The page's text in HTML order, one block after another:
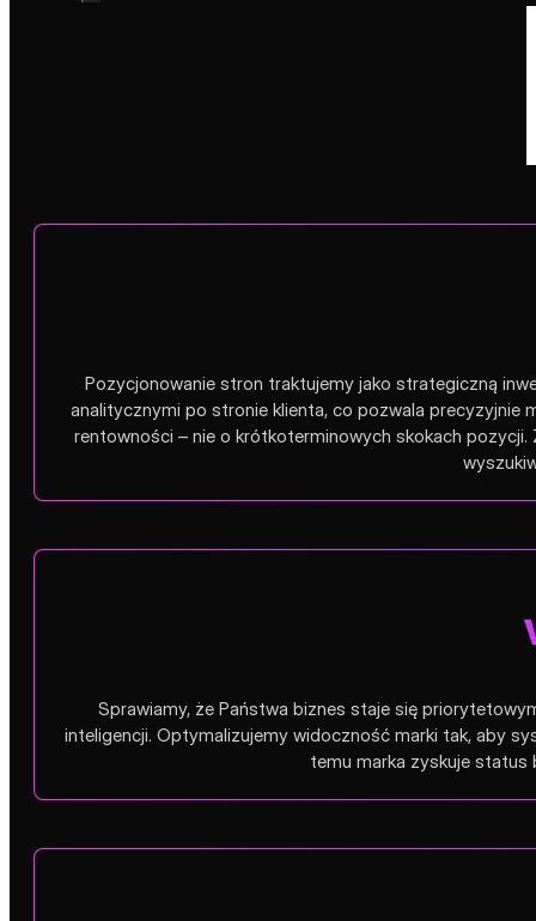
Pozycjonowanie stron traktujemy jako strategiczną
analitycznymi po stronie klienta, co pozwala precyzyjnie
rentowności – nie o krótkoterminowych skokach
Sprawiamy, że Państwa biznes staje się
inteligencji. Optymalizujemy widoczność marki tak, aby
temu marka zyskuje status